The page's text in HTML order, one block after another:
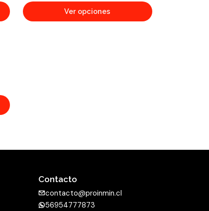
Ver opciones
Contacto
contacto@proinmin.cl
56954777873